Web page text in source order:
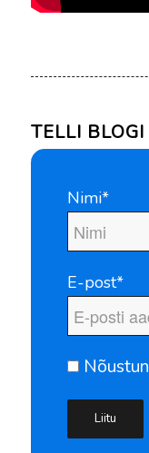
TELLI BLOGI
Nimi*
E-post*
Nõustun